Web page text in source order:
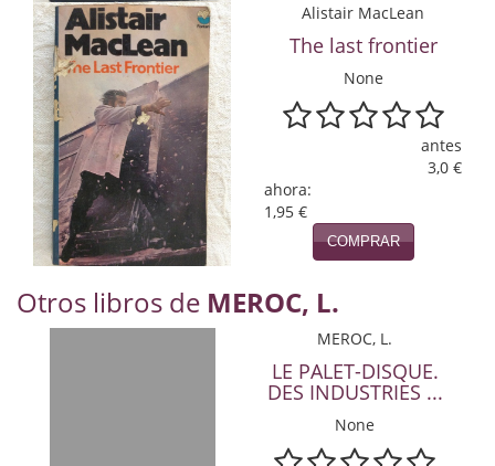
Novela Extranjera
Novela fantástica
Novela histórica
Novela negra
Novela romántica
Otros idiomas
Papás, Mamás, bebés...
Alistair MacLean
The last frontier
None
antes
3,0 €
ahora:
1,95 €
COMPRAR
Otros libros de MEROC, L.
MEROC, L.
LE PALET-DISQUE.
DES INDUSTRIES ...
None